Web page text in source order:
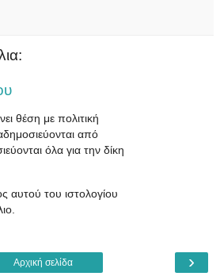
θέση με πολιτική
από
όλα για την δίκη
αυτού του ιστολογίου
›
Αρχική σελίδα